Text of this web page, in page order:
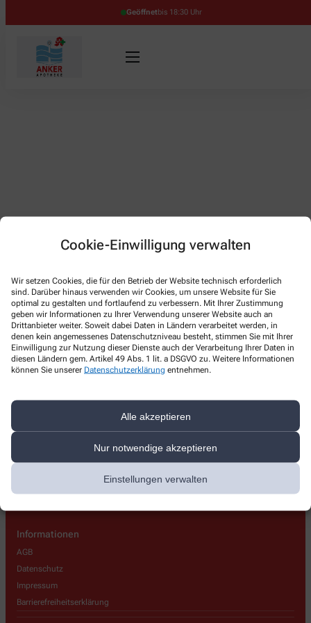
Cookie-Einwilligung verwalten
Wir setzen Cookies, die für den Betrieb der Website technisch erforderlich
sind. Darüber hinaus verwenden wir Cookies, um unsere Website für Sie
optimal zu gestalten und fortlaufend zu verbessern. Mit Ihrer Zustimmung
geben wir Informationen zu Ihrer Verwendung unserer Website auch an
Drittanbieter weiter. Soweit dabei Daten in Ländern verarbeitet werden, in
denen kein angemessenes Datenschutzniveau besteht, stimmen Sie mit Ihrer
Einwilligung zur Nutzung dieser Dienste auch der Verarbeitung Ihrer Daten in
diesen Ländern gem. Artikel 49 Abs. 1 lit. a DSGVO zu. Weitere Informationen
können Sie unserer Datenschutzerklärung entnehmen.
Alle akzeptieren
Nur notwendige akzeptieren
Einstellungen verwalten
Geöffnetbis 18:30 Uhr
Kontakt
Anker-Apotheke
Sternbuschweg 238 ,47057 Duisburg
+49-203 354778
Informationen
AGB
Datenschutz
Impressum
Barrierefreiheitserklärung